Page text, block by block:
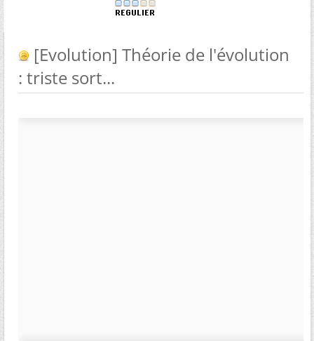
[Evolution] Théorie de l'évolution
: triste sort...